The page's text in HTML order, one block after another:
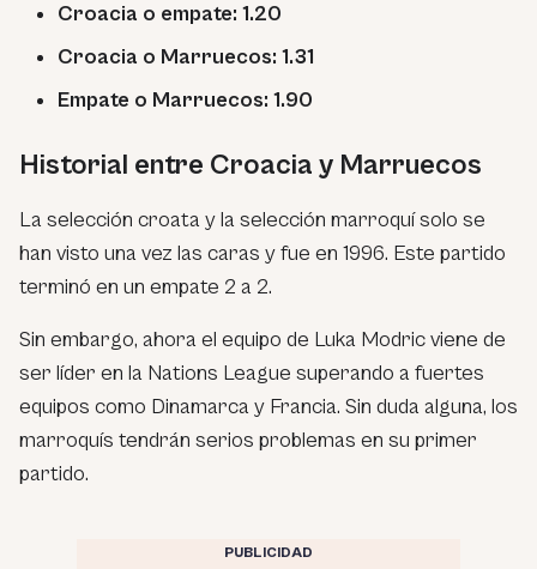
Croacia o empate: 1.20
Croacia o Marruecos: 1.31
Empate o Marruecos: 1.90
Historial entre Croacia y Marruecos
La selección croata y la selección marroquí solo se
han visto una vez las caras y fue en 1996. Este partido
terminó en un empate 2 a 2.
Sin embargo, ahora el equipo de Luka Modric viene de
ser líder en la Nations League superando a fuertes
equipos como Dinamarca y Francia. Sin duda alguna, los
marroquís tendrán serios problemas en su primer
partido.
PUBLICIDAD